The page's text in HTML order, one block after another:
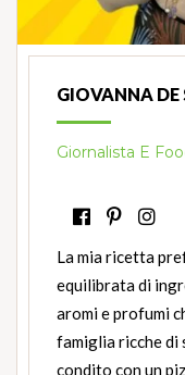
GIOVANNA DE
Giornalista E
La mia ricetta
equilibrata di
aromi e profumi
famiglia ricche di
condito con un